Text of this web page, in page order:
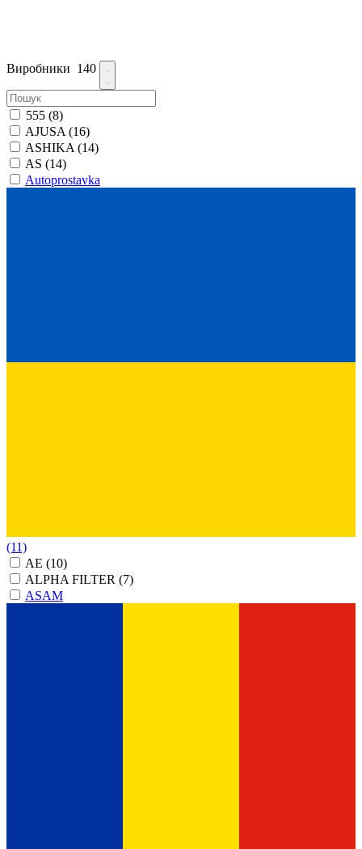
Виробники 140
555 (8)
AJUSA (16)
ASHIKA (14)
AS (14)
Autoprostavka
(11)
AE (10)
ALPHA FILTER (7)
ASAM